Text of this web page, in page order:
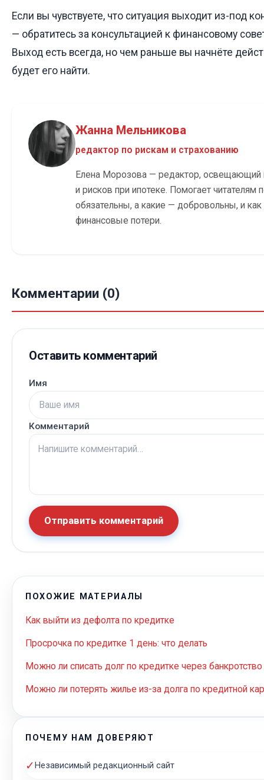
Если вы чувствуете, что ситуация выходит из-под
— обратитесь за консультацией к финансовому
Выход есть всегда, но чем раньше вы начнёте
будет его найти.
Жанна Мельникова
редактор по рискам и страхованию
Елена Морозова — редактор, освещающий
и рисков при ипотеке. Помогает читателям
обязательны, а какие — добровольны, и
финансовые потери.
Комментарии (0)
Оставить комментарий
Имя
Комментарий
Отправить комментарий
ПОХОЖИЕ МАТЕРИАЛЫ
Как выйти из дефолта по кредитке
Просрочка по кредитке 1 день: что делать
Можно ли списать долг по кредитке через банкротство
Можно ли потерять жилье из-за долга по кредитной
ПОЧЕМУ НАМ ДОВЕРЯЮТ
✓Независимый редакционный сайт